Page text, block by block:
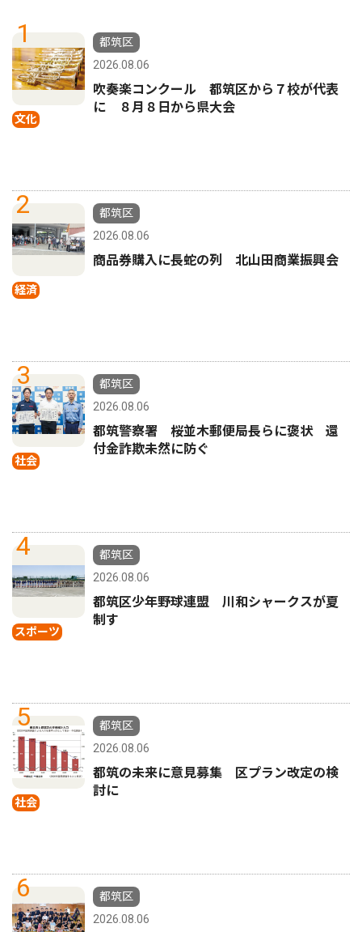
1
文化
都筑区
2026.08.06
吹奏楽コンクール 都筑区から７校が代表
に ８月８日から県大会
2
経済
都筑区
2026.08.06
商品券購入に長蛇の列 北山田商業振興会
3
社会
都筑区
2026.08.06
都筑警察署 桜並木郵便局長らに褒状 還
付金詐欺未然に防ぐ
4
スポーツ
都筑区
2026.08.06
都筑区少年野球連盟 川和シャークスが夏
制す
5
社会
都筑区
2026.08.06
都筑の未来に意見募集 区プラン改定の検
討に
6
都筑区
2026.08.06